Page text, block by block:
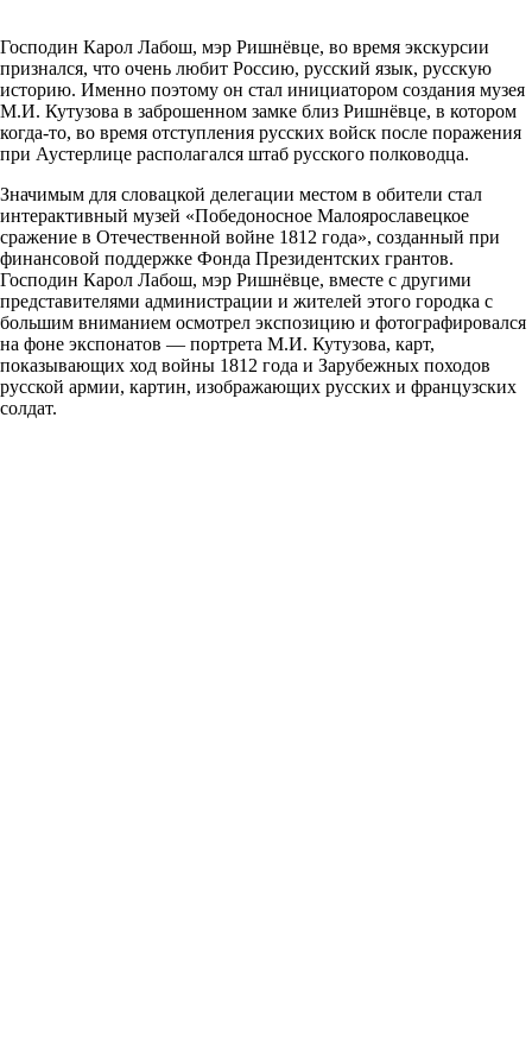
Господин Карол Лабош, мэр Ришнёвце, во время экскурсии
признался, что очень любит Россию, русский язык, русскую
историю. Именно поэтому он стал инициатором создания музея
М.И. Кутузова в заброшенном замке близ Ришнёвце, в котором
когда-то, во время отступления русских войск после поражения
при Аустерлице располагался штаб русского полководца.
Значимым для словацкой делегации местом в обители стал
интерактивный музей «Победоносное Малоярославецкое
сражение в Отечественной войне 1812 года», созданный при
финансовой поддержке Фонда Президентских грантов.
Господин Карол Лабош, мэр Ришнёвце, вместе с другими
представителями администрации и жителей этого городка с
большим вниманием осмотрел экспозицию и фотографировался
на фоне экспонатов — портрета М.И. Кутузова, карт,
показывающих ход войны 1812 года и Зарубежных походов
русской армии, картин, изображающих русских и французских
солдат.